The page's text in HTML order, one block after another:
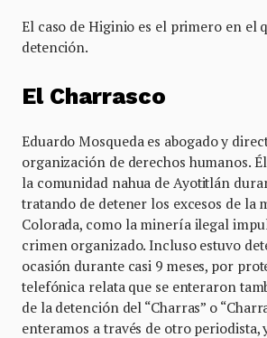
El caso de Higinio es el primero en el
detención.
El Charrasco
Eduardo Mosqueda es abogado y
organización de derechos humanos.
la comunidad nahua de Ayotitlán
tratando de detener los excesos de la
Colorada, como la minería ilegal
crimen organizado. Incluso estuvo
ocasión durante casi 9 meses, por
telefónica relata que se enteraron
de la detención del “Charras” o
enteramos a través de otro periodista,